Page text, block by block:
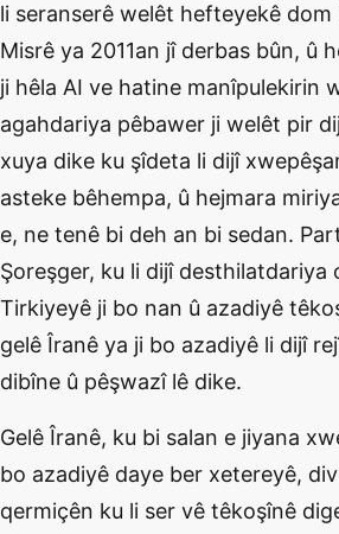
li seranserê welêt hefteyekê dom
Misrê ya 2011an jî derbas bûn, û
ji hêla AI ve hatine manîpulekirin
agahdariya pêbawer ji welêt pir
xuya dike ku şîdeta li dijî
asteke bêhempa, û hejmara
e, ne tenê bi deh an bi sedan.
Şoreşger, ku li dijî desthilatdariya
Tirkiyeyê ji bo nan û azadiyê
gelê Îranê ya ji bo azadiyê li dijî
dibîne û pêşwazî lê dike.
Gelê Îranê, ku bi salan e jiyana
bo azadiyê daye ber xetereyê,
qermiçên ku li ser vê têkoşînê